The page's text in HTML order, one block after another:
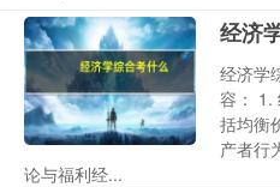
经济
经济学
容： 1.
括均衡
产者行
论与福利经...